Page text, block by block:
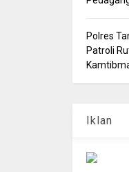
Polres
Patroli
Iklan